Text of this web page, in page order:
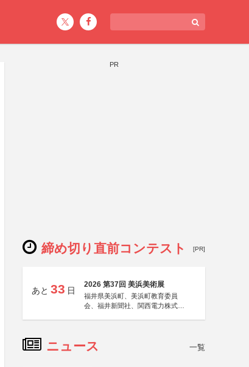
PR
締め切り直前コンテスト [PR]
あと 33 日
2026 第37回 美浜美術展
福井県美浜町、美浜町教育委員
会、福井新聞社、関西電力株式会
ニュース 一覧